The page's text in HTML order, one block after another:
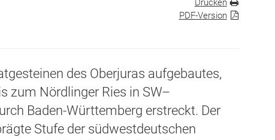
Drucken
PDF-Version
des Oberjuras aufgebautes,
zum Nördlinger Ries in SW–
Baden-Württemberg erstreckt. Der
Stufe der südwestdeutschen